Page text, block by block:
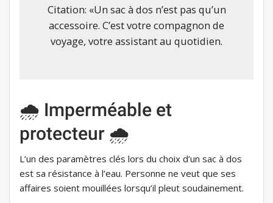
Citation: «Un sac à dos n’est pas qu’un
accessoire. C’est votre compagnon de
voyage, votre assistant au quotidien.
🌧 Imperméable et
protecteur 🌧
L’un des paramètres clés lors du choix d’un sac à dos
est sa résistance à l’eau. Personne ne veut que ses
affaires soient mouillées lorsqu’il pleut soudainement.